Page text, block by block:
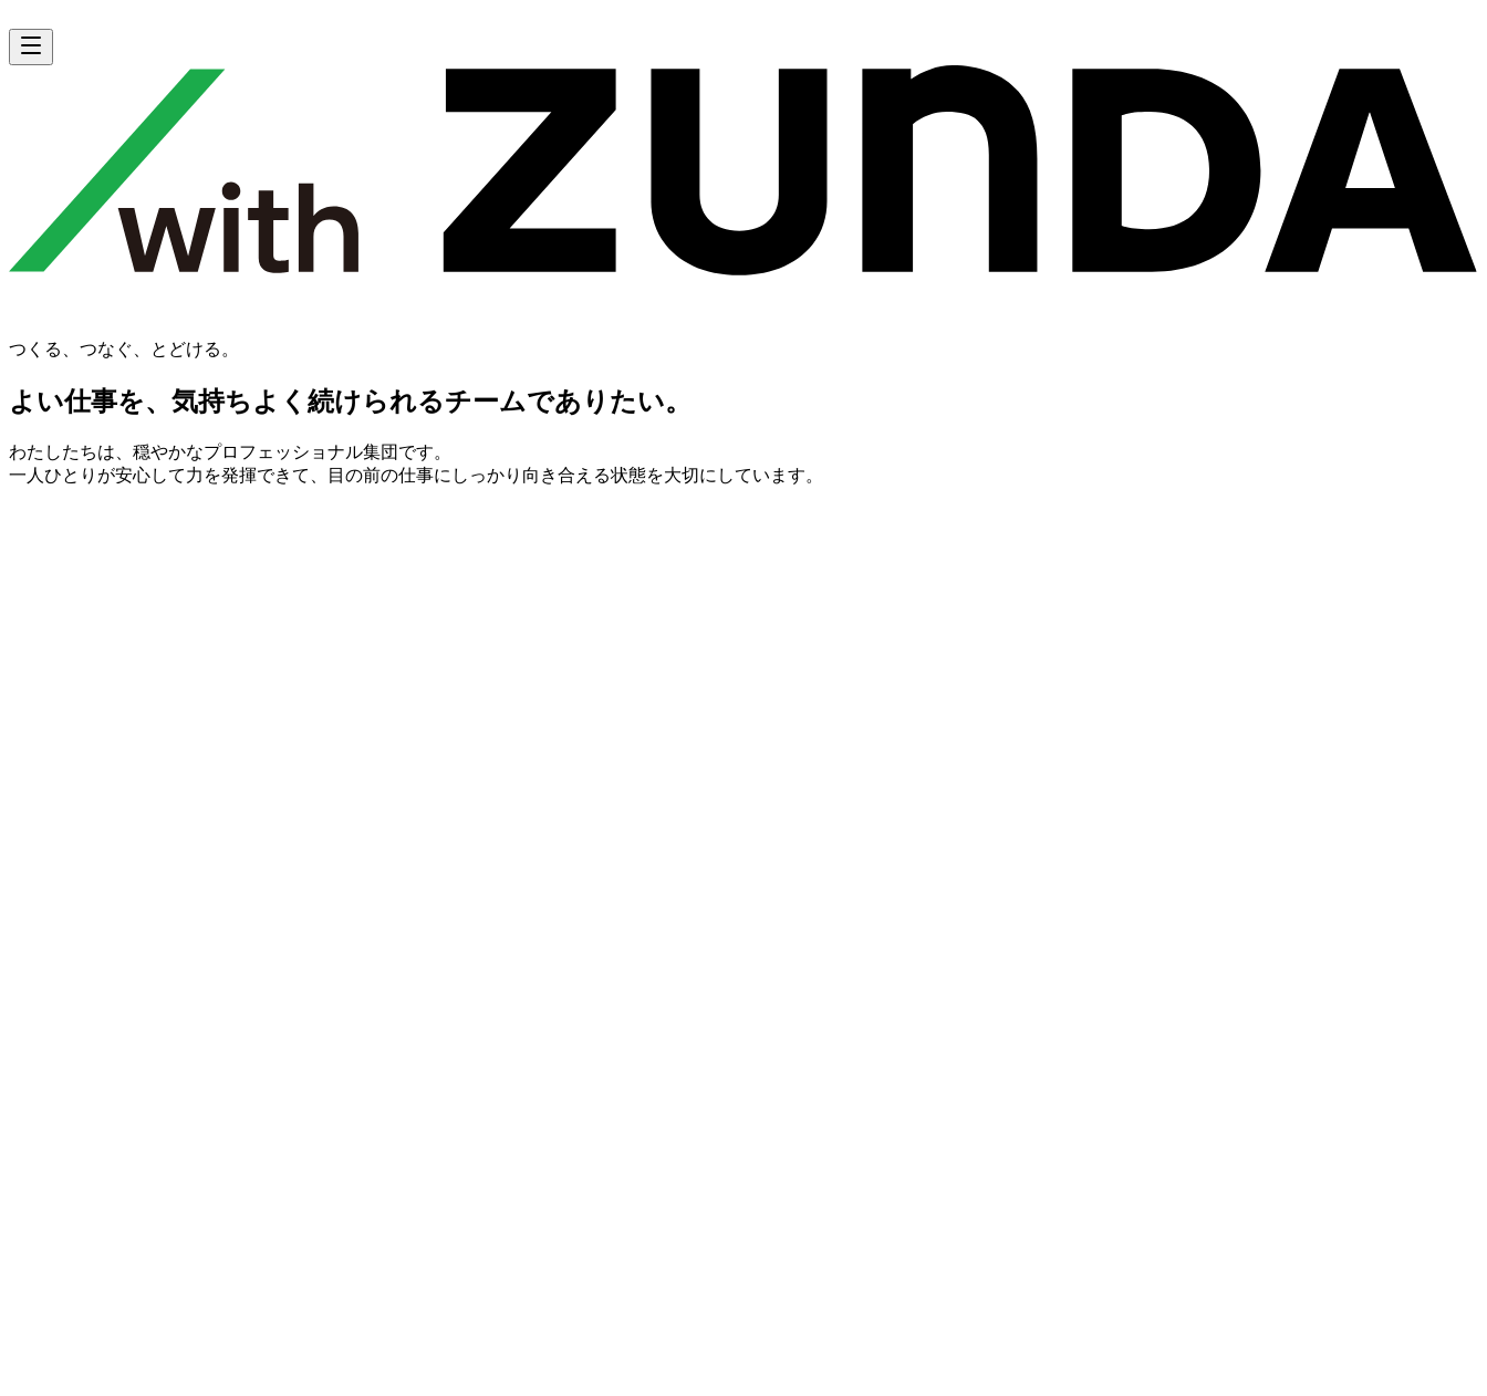
つくる、つなぐ、とどける。
よい仕事を、気持ちよく続けられるチームでありたい。
わたしたちは、穏やかなプロフェッショナル集団です。
一人ひとりが安心して力を発揮できて、目の前の仕事にしっかり向き合える状態を大切にしています。